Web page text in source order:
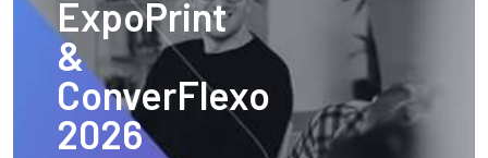
ExpoPrint
&
ConverFlexo
2026